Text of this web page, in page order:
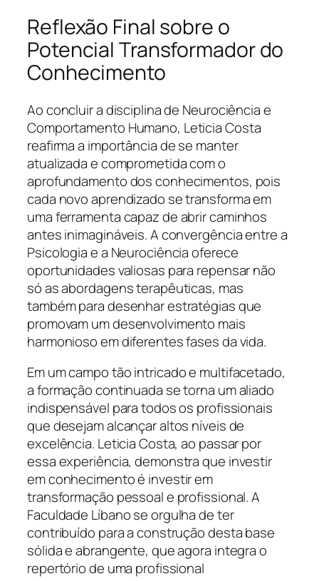
Reflexão Final sobre o
Potencial Transformador do
Conhecimento
Ao concluir a disciplina de Neurociência e
Comportamento Humano, Leticia Costa
reafirma a importância de se manter
atualizada e comprometida com o
aprofundamento dos conhecimentos, pois
cada novo aprendizado se transforma em
uma ferramenta capaz de abrir caminhos
antes inimagináveis. A convergência entre a
Psicologia e a Neurociência oferece
oportunidades valiosas para repensar não
só as abordagens terapêuticas, mas
também para desenhar estratégias que
promovam um desenvolvimento mais
harmonioso em diferentes fases da vida.
Em um campo tão intricado e multifacetado,
a formação continuada se torna um aliado
indispensável para todos os profissionais
que desejam alcançar altos níveis de
excelência. Leticia Costa, ao passar por
essa experiência, demonstra que investir
em conhecimento é investir em
transformação pessoal e profissional. A
Faculdade Líbano se orgulha de ter
contribuído para a construção desta base
sólida e abrangente, que agora integra o
repertório de uma profissional